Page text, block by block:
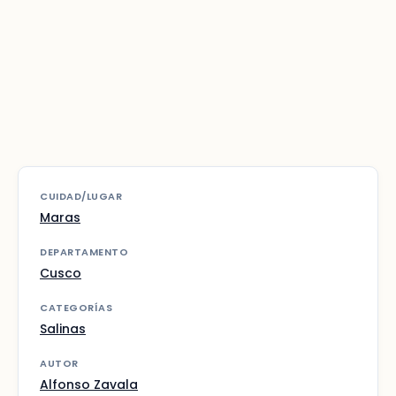
CUIDAD/LUGAR
Maras
DEPARTAMENTO
Cusco
CATEGORÍAS
Salinas
AUTOR
Alfonso Zavala